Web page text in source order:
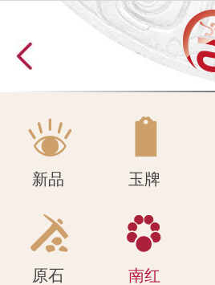
原石 南红
新品 玉牌
原石 南红